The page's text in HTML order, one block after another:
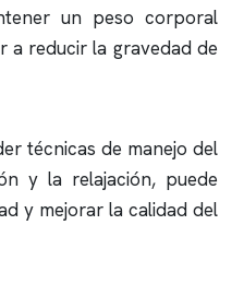
un peso corporal
a reducir la gravedad de
técnicas de manejo del
y la relajación, puede
y mejorar la calidad del